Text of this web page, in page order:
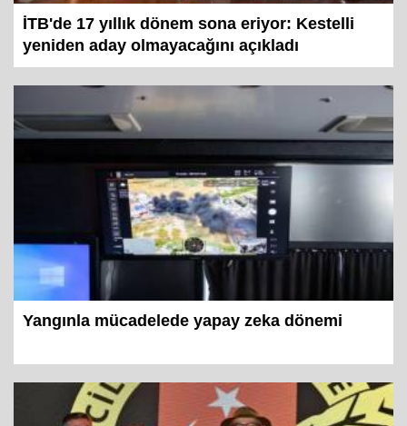
İTB'de 17 yıllık dönem sona eriyor: Kestelli
yeniden aday olmayacağını açıkladı
Yangınla mücadelede yapay zeka dönemi